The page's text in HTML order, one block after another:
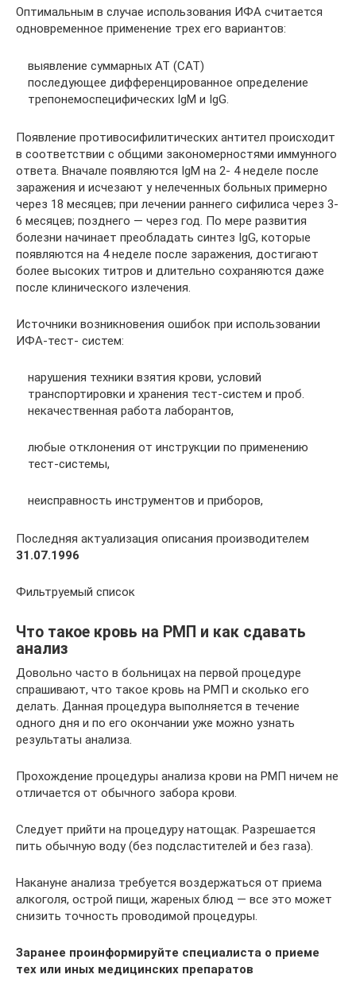
Оптимальным в случае использования ИФА считается
одновременное применение трех его вариантов:
выявление суммарных AT (CAT)
последующее дифференцированное определение
трепонемоспецифических IgM и IgG.
Появление противосифилитических антител происходит
в соответствии с общими закономерностями иммунного
ответа. Вначале появляются IgM на 2- 4 неделе после
заражения и исчезают у нелеченных больных примерно
через 18 месяцев; при лечении раннего сифилиса через 3-
6 месяцев; позднего — че­рез год. По мере развития
болезни начинает преобладать синтез IgG, которые
появляются на 4 неделе после заражения, достигают
более высоких титров и длительно сохраняются даже
после клинического излечения.
Источники возникновения ошибок при использовании
ИФА-тест- систем:
нарушения техники взятия крови, условий
транспортировки и хранения тест-систем и проб.
некачественная работа лаборантов,
любые отклонения от инструкции по применению
тест-системы,
неисправность инструментов и приборов,
Последняя актуализация описания производителем
31.07.1996
Фильтруемый список
Что такое кровь на РМП и как сдавать
анализ
Довольно часто в больницах на первой процедуре
спрашивают, что такое кровь на РМП и сколько его
делать. Данная процедура выполняется в течение
одного дня и по его окончании уже можно узнать
результаты анализа.
Прохождение процедуры анализа крови на РМП ничем не
отличается от обычного забора крови.
Следует прийти на процедуру натощак. Разрешается
пить обычную воду (без подсластителей и без газа).
Накануне анализа требуется воздержаться от приема
алкоголя, острой пищи, жареных блюд — все это может
снизить точность проводимой процедуры.
Заранее проинформируйте специалиста о приеме
тех или иных медицинских препаратов